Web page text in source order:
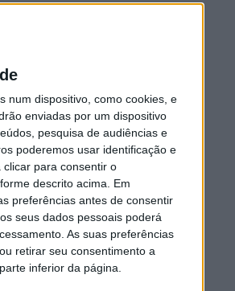
num dispositivo, como cookies, e
enviadas por um dispositivo
pesquisa de audiências e
poderemos usar identificação e
para consentir o
descrito acima. Em
preferências antes de consentir
seus dados pessoais poderá
As suas preferências
retirar seu consentimento a
inferior da página.
a
de
Para